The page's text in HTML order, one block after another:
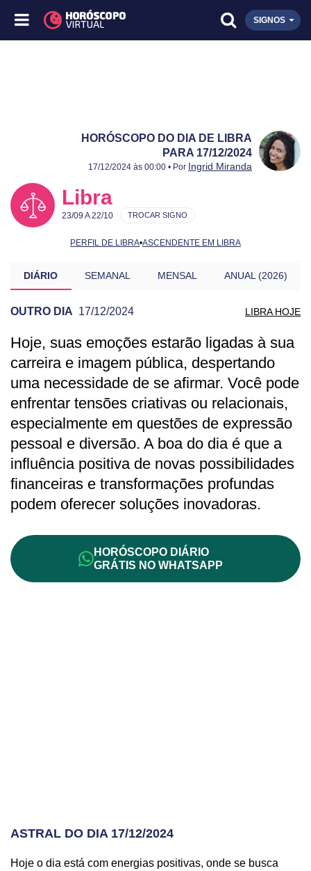
SIGNOS
HORÓSCOPO DO DIA DE LIBRA
PARA 17/12/2024
Publicado:
17/12/2024
Atualizado:
17/12/2024
17/12/2024 às 00:00 • Por Ingrid Miranda
Libra
23/09 A 22/10
PERFIL DE LIBRA•ASCENDENTE EM LIBRA
TROCAR SIGNO
DIÁRIO SEMANAL MENSAL ANUAL (2026)
OUTRO DIA 17/12/2024 LIBRA HOJE
PREVISÃO DE LIBRA PARA OUTRO DIA
Hoje, suas emoções estarão ligadas à sua
carreira e imagem pública, despertando
uma necessidade de se afirmar. Você pode
enfrentar tensões criativas ou relacionais,
especialmente em questões de expressão
pessoal e diversão. A boa do dia é que a
influência positiva de novas possibilidades
financeiras e transformações profundas
podem oferecer soluções inovadoras.
HORÓSCOPO DIÁRIO
GRÁTIS NO WHATSAPP
ASTRAL DO DIA 17/12/2024
Hoje o dia está com energias positivas, onde se busca